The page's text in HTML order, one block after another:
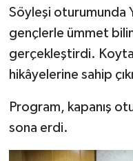
Söyleşi oturumunda
gençlerle ümmet
gerçekleştirdi.
hikâyelerine sahip
Program, kapanış
sona erdi.